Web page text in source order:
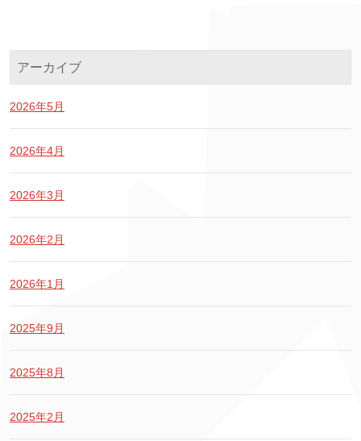
アーカイブ
2026年5月
2026年4月
2026年3月
2026年2月
2026年1月
2025年9月
2025年8月
2025年2月